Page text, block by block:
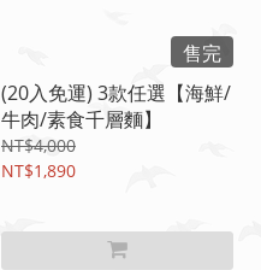
售完
(20入免運) 3款任選【海鮮/
牛肉/素食千層麵】
NT$4,000
NT$1,890